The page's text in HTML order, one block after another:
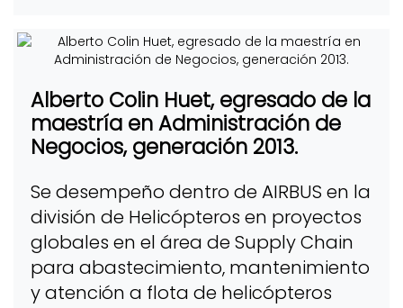
Alberto Colin Huet, egresado de la
maestría en Administración de
Negocios, generación 2013.
Se desempeño dentro de AIRBUS en la
división de Helicópteros en proyectos
globales en el área de Supply Chain
para abastecimiento, mantenimiento
y atención a flota de helicópteros